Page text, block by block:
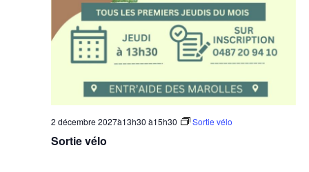
Sortie vélo
2 décembre 2027à13h30 à15h30 Sortie vélo